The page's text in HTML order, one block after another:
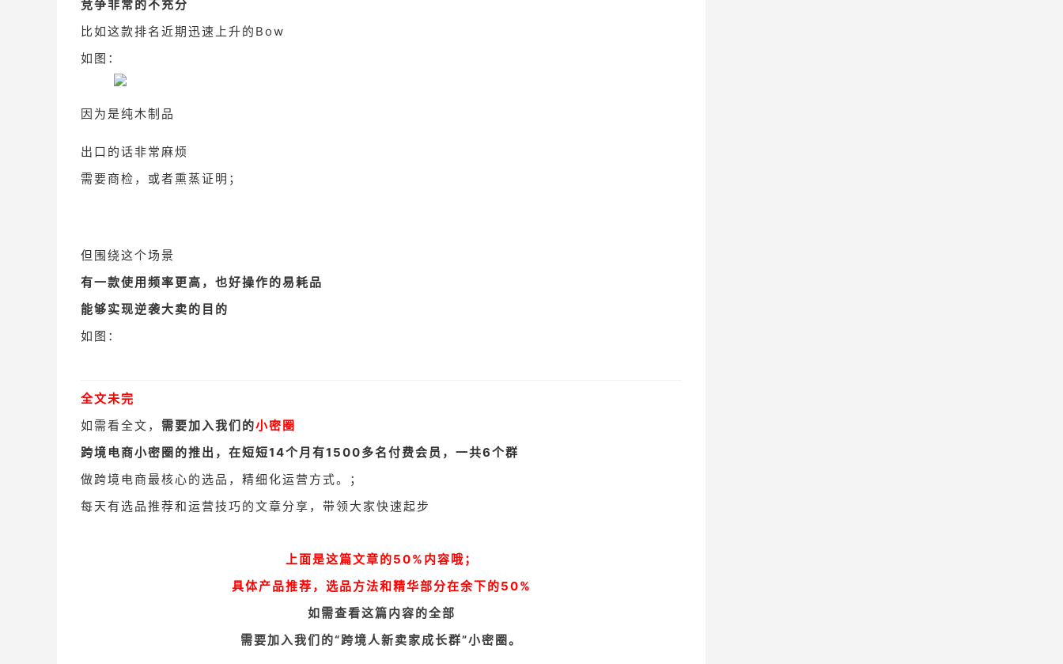
竞争非常的不充分
比如这款排名近期迅速上升的Bow
如图：
因为是纯木制品
出口的话非常麻烦
需要商检，或者熏蒸证明；
但围绕这个场景
有一款使用频率更高，也好操作的易耗品
能够实现逆袭大卖的目的
如图：
全文未完
如需看全文， 需要加入我们的小密圈
跨境电商小密圈的推出，在短短14个月有1500多名付费会员，一共6个群
做跨境电商最核心的选品，精细化运营方式。；
每天有选品推荐和运营技巧的文章分享，带领大家快速起步
上面是这篇文章的50%内容哦；
具体产品推荐，选品方法和精华部分在余下的50%
如需查看这篇内容的全部
需要加入我们的“跨境人新卖家成长群”小密圈。